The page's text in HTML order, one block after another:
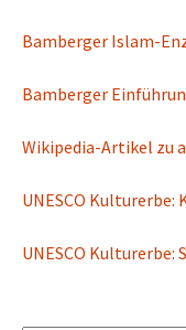
Bamberger Islam-
Bamberger
Wikipedia-Artikel zu
UNESCO Kulturerbe:
UNESCO Kulturerbe: